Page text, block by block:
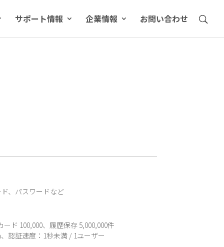
サポート情報 企業情報 お問い合わせ
、パスワードなど
ド 100,000、履歴保存 5,000,000件
認証速度：1秒未満 / 1ユーザー